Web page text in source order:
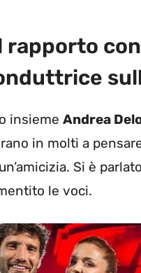
rapporto
insieme Andrea
in molti a
Si è
le voci.